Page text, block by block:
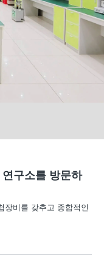
구소를 방문하
장비를 갖추고 종합적인